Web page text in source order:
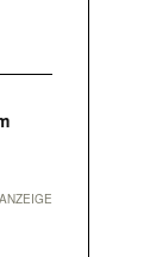
ANZEIGE